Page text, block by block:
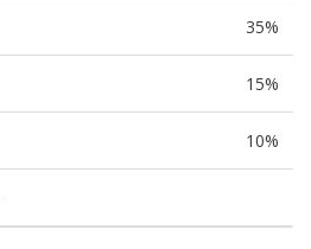
35%
15%
10%